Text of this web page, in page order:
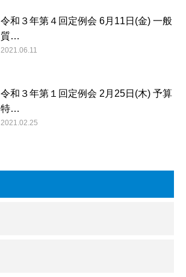
令和３年第４回定例会 6月11日(金) 一般
質…
2021.06.11
令和３年第１回定例会 2月25日(木) 予算
特…
2021.02.25